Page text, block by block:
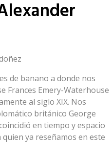
de banano a donde nos
Frances Emery-Waterhouse
al siglo XIX. Nos
británico George
en tiempo y espacio
ya reseñamos en este